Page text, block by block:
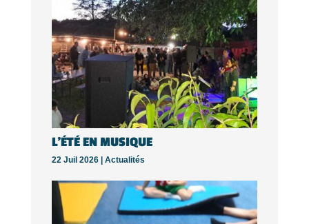
L’ÉTÉ EN MUSIQUE
22 Juil 2026 | Actualités